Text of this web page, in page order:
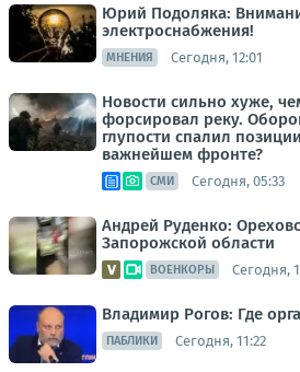
Юрий Подоляка:
электроснабжения!
МНЕНИЯ Сегодня, 12:01
Новости сильно хуже,
форсировал реку.
глупости спалил
важнейшем фронте?
СМИ Сегодня, 05:33
Андрей Руденко:
Запорожской области
ВОЕНКОРЫ Сегодня,
Владимир Рогов: Где
ПАБЛИКИ Сегодня, 11:22